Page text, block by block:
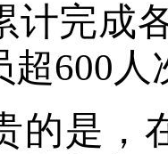
计完成
超600
是，在